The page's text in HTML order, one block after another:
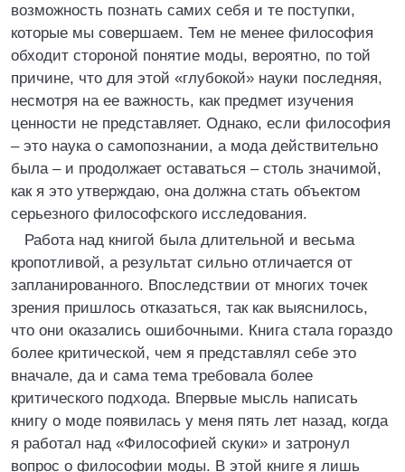
возможность познать самих себя и те поступки,
которые мы совершаем. Тем не менее философия
обходит стороной понятие моды, вероятно, по той
причине, что для этой «глубокой» науки последняя,
несмотря на ее важность, как предмет изучения
ценности не представляет. Однако, если философия
– это наука о самопознании, а мода действительно
была – и продолжает оставаться – столь значимой,
как я это утверждаю, она должна стать объектом
серьезного философского исследования.
Работа над книгой была длительной и весьма
кропотливой, а результат сильно отличается от
запланированного. Впоследствии от многих точек
зрения пришлось отказаться, так как выяснилось,
что они оказались ошибочными. Книга стала гораздо
более критической, чем я представлял себе это
вначале, да и сама тема требовала более
критического подхода. Впервые мысль написать
книгу о моде появилась у меня пять лет назад, когда
я работал над «Философией скуки» и затронул
вопрос о философии моды. В этой книге я лишь